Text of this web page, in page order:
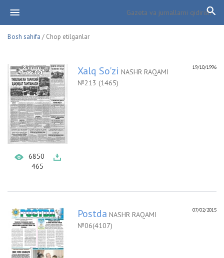
Bosh sahifa / Chop etilganlar
6850
465
19/10/1996
Xalq So'zi NASHR RAQAMI
№213 (1465)
07/02/2015
Postda NASHR RAQAMI
№06(4107)